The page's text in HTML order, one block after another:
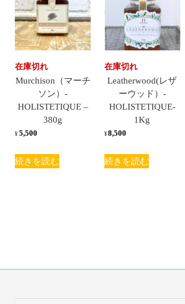
在庫切れ
Murchison（マーチ
ソン）-
HOLISTETIQUE –
380g
¥ 5,500
続きを読む
在庫切れ
Leatherwood(レザ
ーウッド）-
HOLISTETIQUE-
1Kg
¥8,500
続きを読む